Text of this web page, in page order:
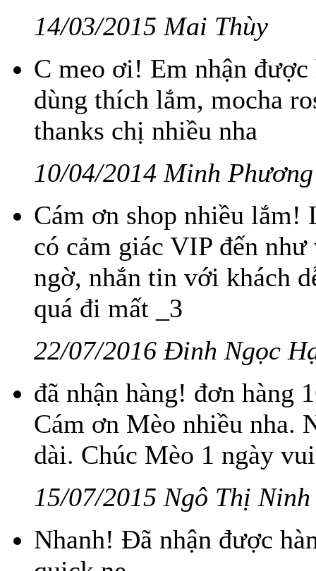
14/03/2015 Mai Thùy
C meo ơi! Em nhận
dùng thích lắm, mocha
thanks chị nhiều nha
10/04/2014 Minh Phương
Cám ơn shop nhiều lắm!
có cảm giác VIP đến
ngờ, nhắn tin với khách
quá đi mất _3
22/07/2016 Đinh Ngọc
đã nhận hàng! đơn hàng
Cám ơn Mèo nhiều nha.
dài. Chúc Mèo 1 ngày
15/07/2015 Ngô Thị
Nhanh! Đã nhận được